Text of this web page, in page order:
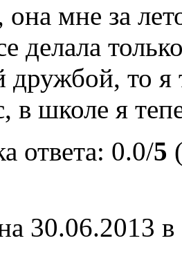
она мне за
делала
дружбой, то я
в школе я
ответа: 0.0/5
30.06.2013